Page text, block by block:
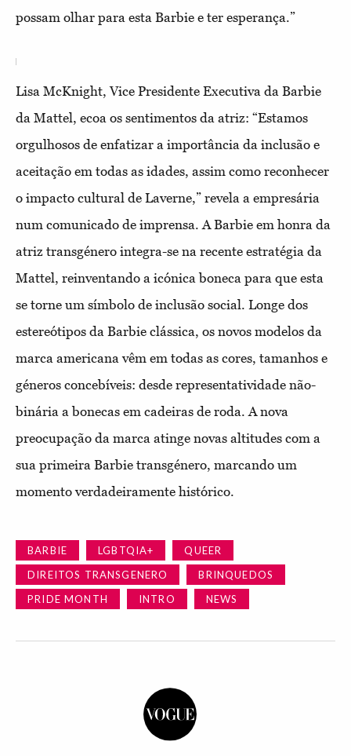
possam olhar para esta Barbie e ter esperança.”
Lisa McKnight, Vice Presidente Executiva da Barbie
da Mattel, ecoa os sentimentos da atriz: “Estamos
orgulhosos de enfatizar a importância da inclusão e
aceitação em todas as idades, assim como reconhecer
o impacto cultural de Laverne,” revela a empresária
num comunicado de imprensa. A Barbie em honra da
atriz transgénero integra-se na recente estratégia da
Mattel, reinventando a icónica boneca para que esta
se torne um símbolo de inclusão social. Longe dos
estereótipos da Barbie clássica, os novos modelos da
marca americana vêm em todas as cores, tamanhos e
géneros concebíveis: desde representatividade não-
binária a bonecas em cadeiras de roda. A nova
preocupação da marca atinge novas altitudes com a
sua primeira Barbie transgénero, marcando um
momento verdadeiramente histórico.
BARBIE LGBTQIA+
QUEER
DIREITOS TRANSGENERO
BRINQUEDOS
PRIDE MONTH
INTRO NEWS